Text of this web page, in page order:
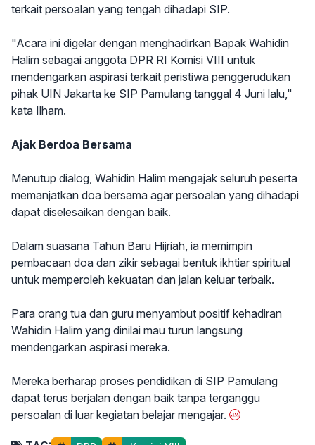
terkait persoalan yang tengah dihadapi SIP.
"Acara ini digelar dengan menghadirkan Bapak Wahidin
Halim sebagai anggota DPR RI Komisi VIII untuk
mendengarkan aspirasi terkait peristiwa penggerudukan
pihak UIN Jakarta ke SIP Pamulang tanggal 4 Juni lalu,"
kata Ilham.
Ajak Berdoa Bersama
Menutup dialog, Wahidin Halim mengajak seluruh peserta
memanjatkan doa bersama agar persoalan yang dihadapi
dapat diselesaikan dengan baik.
Dalam suasana Tahun Baru Hijriah, ia memimpin
pembacaan doa dan zikir sebagai bentuk ikhtiar spiritual
untuk memperoleh kekuatan dan jalan keluar terbaik.
Para orang tua dan guru menyambut positif kehadiran
Wahidin Halim yang dinilai mau turun langsung
mendengarkan aspirasi mereka.
Mereka berharap proses pendidikan di SIP Pamulang
dapat terus berjalan dengan baik tanpa terganggu
persoalan di luar kegiatan belajar mengajar.